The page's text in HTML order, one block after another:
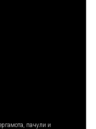
пачули и